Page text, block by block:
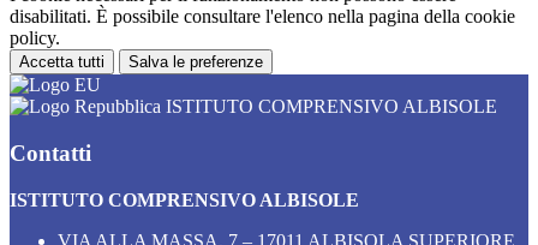
disabilitati. È possibile consultare l'elenco nella pagina della cookie
policy.
Accetta tutti Salva le preferenze
ISTITUTO COMPRENSIVO ALBISOLE
Contatti
ISTITUTO COMPRENSIVO ALBISOLE
VIA ALLA MASSA, 7 – 17011 ALBISOLA SUPERIORE